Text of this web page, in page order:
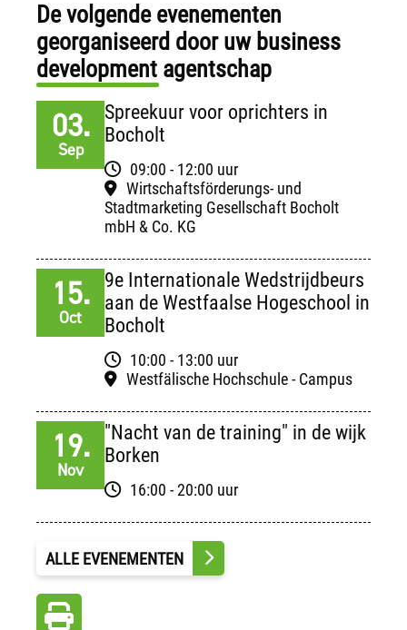
De volgende evenementen
georganiseerd door uw business
development agentschap
03.
Sep
Spreekuur voor oprichters in
Bocholt
09:00 - 12:00 uur
Wirtschaftsförderungs- und
Stadtmarketing Gesellschaft Bocholt
mbH & Co. KG
15.
Oct
9e Internationale Wedstrijdbeurs
aan de Westfaalse Hogeschool in
Bocholt
10:00 - 13:00 uur
Westfälische Hochschule - Campus
19.
Nov
"Nacht van de training" in de wijk
Borken
16:00 - 20:00 uur
ALLE EVENEMENTEN